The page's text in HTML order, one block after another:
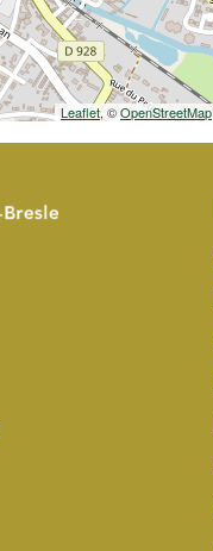
Leaflet, ©OpenStreetMap